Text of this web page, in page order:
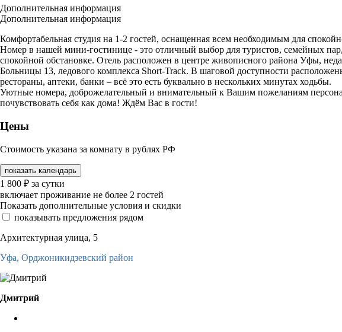
Дополнительная информация
Дополнительная информация
Комфортабельная студия на 1-2 гостей, оснащенная всем необходимым для
Номер в нашей мини-гостинице - это отличный выбор для туристов, семейных
спокойной обстановке. Отель расположен в центре живописного района Уфы,
Больницы 13, ледового комплекса Short-Track. В шаговой доступности
рестораны, аптеки, банки – всё это есть буквально в нескольких минутах ходьбы.
Уютные номера, доброжелательный и внимательный к Вашим пожеланиям
почувствовать себя как дома! Ждём Вас в гости!
Цены
Стоимость указана за комнату в рублях РФ
показать календарь
1 800 ₽ за сутки
включает проживание не более 2 гостей
Показать дополнительные условия и скидки
показывать предложения рядом
Архитектурная улица, 5
Уфа, Орджоникидзевский район
Дмитрий